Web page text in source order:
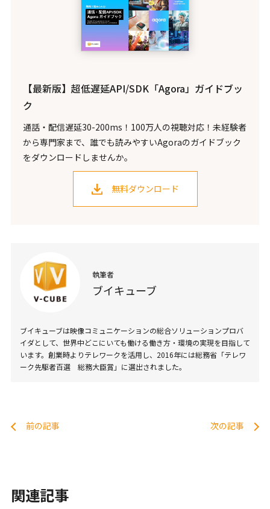
【最新版】超低遅延API/SDK「Agora」ガイドブッ
ク
通話・配信遅延30-200ms！100万人の視聴対応！未経験者
から専門家まで、誰でも読みやすいAgoraのガイドブック
をダウンロードしませんか。
無料ダウンロード
執筆者
ブイキューブ
ブイキューブは映像コミュニケーションの総合ソリューションプロバ
イダとして、世界中どこにいても働ける働き方・環境の実現を目指して
います。創業時よりテレワークを活用し、2016年には総務省「テレワ
ーク先駆者百選 総務大臣賞」に選出されました。
前の記事 次の記事
関連記事